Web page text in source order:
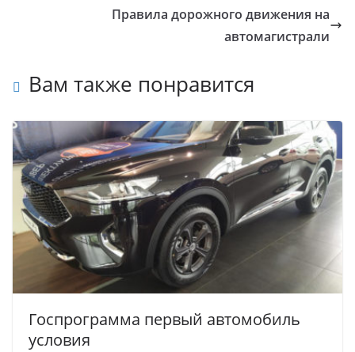
Правила дорожного движения на
автомагистрали
Вам также понравится
Госпрограмма первый автомобиль
условия